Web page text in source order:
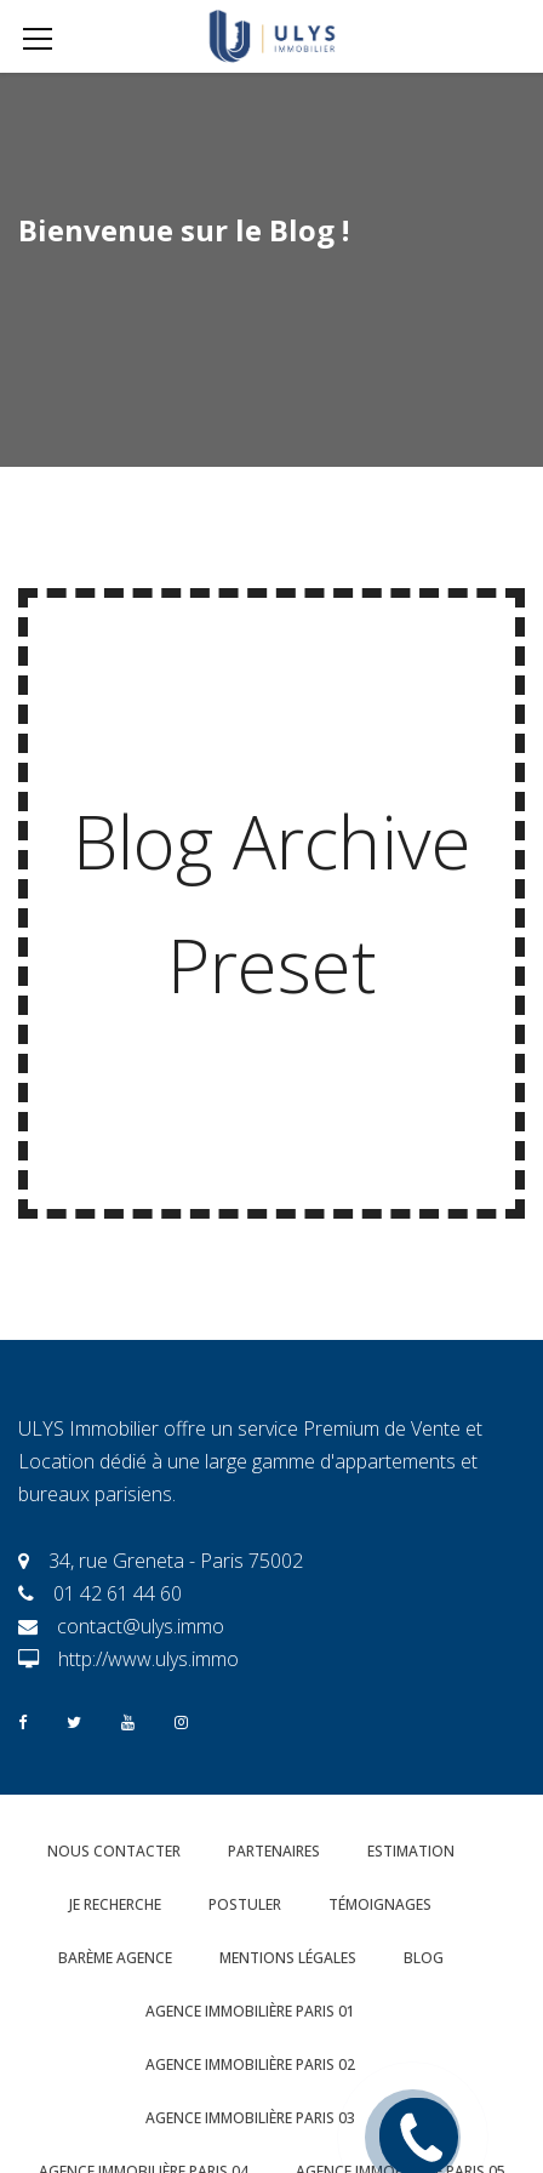
Bienvenue sur le Blog !
Blog Archive
Preset
ULYS Immobilier offre un service Premium de Vente et
Location dédié à une large gamme d'appartements et
bureaux parisiens.
34, rue Greneta - Paris 75002
01 42 61 44 60
contact@ulys.immo
http://www.ulys.immo
NOUS CONTACTER PARTENAIRES ESTIMATION
JE RECHERCHE POSTULER TÉMOIGNAGES
BARÈME AGENCE MENTIONS LÉGALES BLOG
AGENCE IMMOBILIÈRE PARIS 01
AGENCE IMMOBILIÈRE PARIS 02
AGENCE IMMOBILIÈRE PARIS 03
Rappelez
moi